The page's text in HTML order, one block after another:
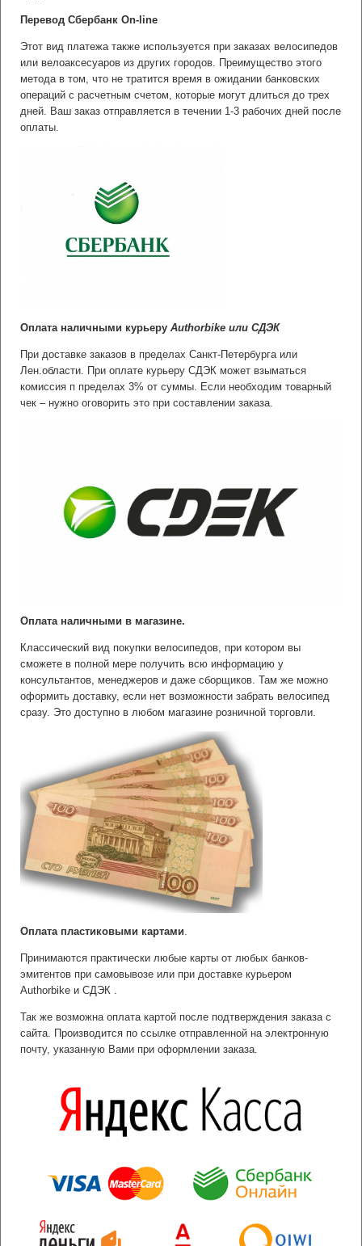
Перевод Сбербанк On-line
Этот вид платежа также используется при заказах велосипедов
или велоаксесуаров из других городов. Преимущество этого
метода в том, что не тратится время в ожидании банковских
операций с расчетным счетом, которые могут длиться до трех
дней. Ваш заказ отправляется в течении 1-3 рабочих дней после
оплаты.
Оплата наличными курьеру Authorbike или СДЭК
При доставке заказов в пределах Санкт-Петербурга или
Лен.области. При оплате курьеру СДЭК может взыматься
комиссия п пределах 3% от суммы. Если необходим товарный
чек – нужно оговорить это при составлении заказа.
Оплата наличными в магазине.
Классический вид покупки велосипедов, при котором вы
сможете в полной мере получить всю информацию у
консультантов, менеджеров и даже сборщиков. Там же можно
оформить доставку, если нет возможности забрать велосипед
сразу. Это доступно в любом магазине розничной торговли.
Оплата пластиковыми картами.
Принимаются практически любые карты от любых банков-
эмитентов при самовывозе или при доставке курьером
Authorbike и СДЭК .
Так же возможна оплата картой после подтверждения заказа с
сайта. Производится по ссылке отправленной на электронную
почту, указанную Вами при оформлении заказа.